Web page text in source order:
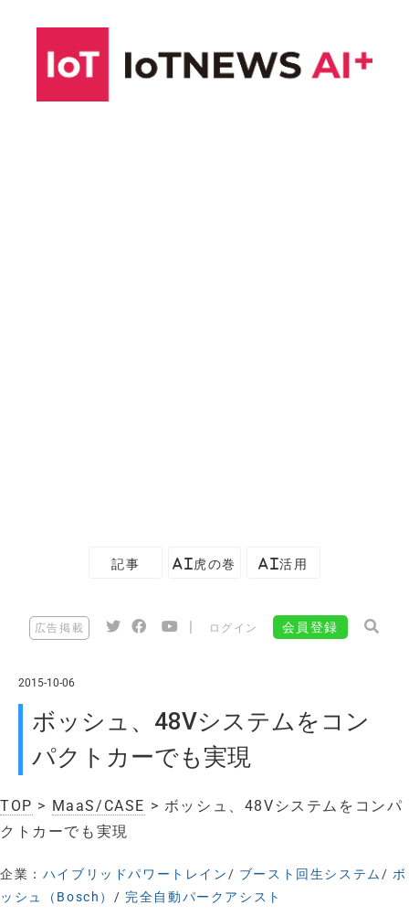
記事 AI虎の巻 AI活用
広告掲載 ログイン 会員登録
2015-10-06
ボッシュ、48Vシステムをコン
パクトカーでも実現
TOP > MaaS/CASE > ボッシュ、48Vシステムをコンパ
クトカーでも実現
企業： ハイブリッドパワートレイン/ ブースト回生システム/ボ
ッシュ（Bosch） / 完全自動パークアシスト